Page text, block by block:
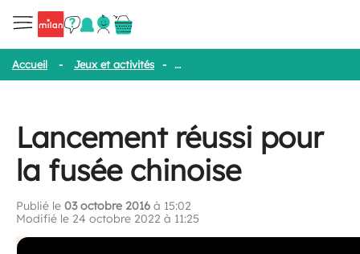
Accueil - Jeux et activités - Lancement réussi pour la fusée
Lancement réussi pour
la fusée chinoise
Publié le 03 octobre 2016 à 15:02
Modifié le 24 octobre 2022 à 11:25